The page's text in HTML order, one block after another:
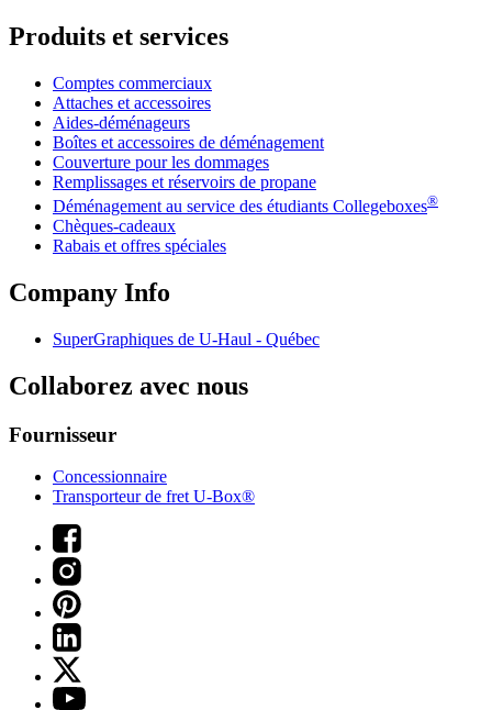
Produits et services
Comptes commerciaux
Attaches et accessoires
Aides-déménageurs
Boîtes et accessoires de déménagement
Couverture pour les dommages
Remplissages et réservoirs de propane
Déménagement au service des étudiants Collegeboxes®
Chèques-cadeaux
Rabais et offres spéciales
Company Info
SuperGraphiques de U-Haul - Québec
Collaborez avec nous
Fournisseur
Concessionnaire
Transporteur de fret U-Box®